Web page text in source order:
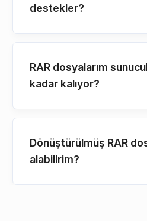
destekler?
RAR dosyalarım
kadar kalıyor?
Dönüştürülmüş RAR
alabilirim?